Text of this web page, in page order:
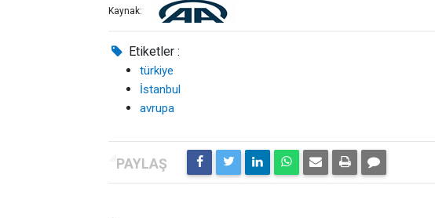
Kaynak:
Etiketler :
türkiye
İstanbul
avrupa